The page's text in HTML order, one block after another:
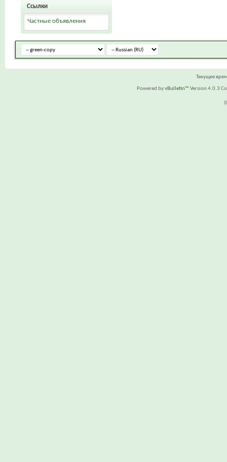
Ссылки
Частные объявления
Текущее
Powered byvBulletin™ Version 4.0.3